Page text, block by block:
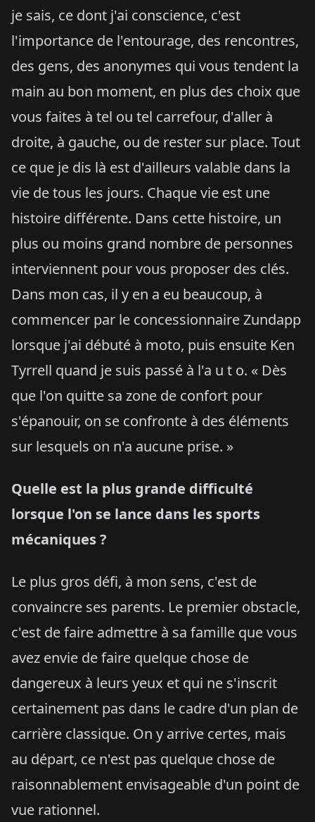
je sais, ce dont j'ai conscience, c'est
l'importance de l'entourage, des rencontres,
des gens, des anonymes qui vous tendent la
main au bon moment, en plus des choix que
vous faites à tel ou tel carrefour, d'aller à
droite, à gauche, ou de rester sur place. Tout
ce que je dis là est d'ailleurs valable dans la
vie de tous les jours. Chaque vie est une
histoire différente. Dans cette histoire, un
plus ou moins grand nombre de personnes
interviennent pour vous proposer des clés.
Dans mon cas, il y en a eu beaucoup, à
commencer par le concessionnaire Zundapp
lorsque j'ai débuté à moto, puis ensuite Ken
Tyrrell quand je suis passé à l'a u t o. « Dès
que l'on quitte sa zone de confort pour
s'épanouir, on se confronte à des éléments
sur lesquels on n'a aucune prise. »
Quelle est la plus grande difficulté
lorsque l'on se lance dans les sports
mécaniques ?
Le plus gros défi, à mon sens, c'est de
convaincre ses parents. Le premier obstacle,
c'est de faire admettre à sa famille que vous
avez envie de faire quelque chose de
dangereux à leurs yeux et qui ne s'inscrit
certainement pas dans le cadre d'un plan de
carrière classique. On y arrive certes, mais
au départ, ce n'est pas quelque chose de
raisonnablement envisageable d'un point de
vue rationnel.